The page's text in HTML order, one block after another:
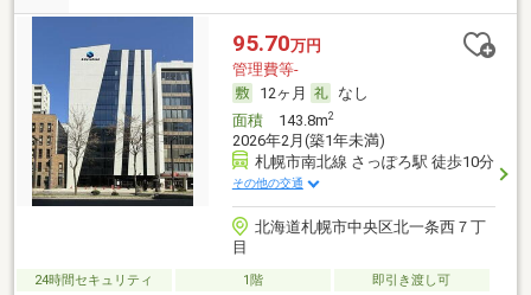
95.70万円
管理費等-
12ヶ月
なし
面積143.8m2
2026年2月(築1年未満)
札幌市南北線 さっぽろ駅 徒歩10分
その他の交通
北海道札幌市中央区北一条西７丁
目
24時間セキュリティ 1階
即引き渡し可